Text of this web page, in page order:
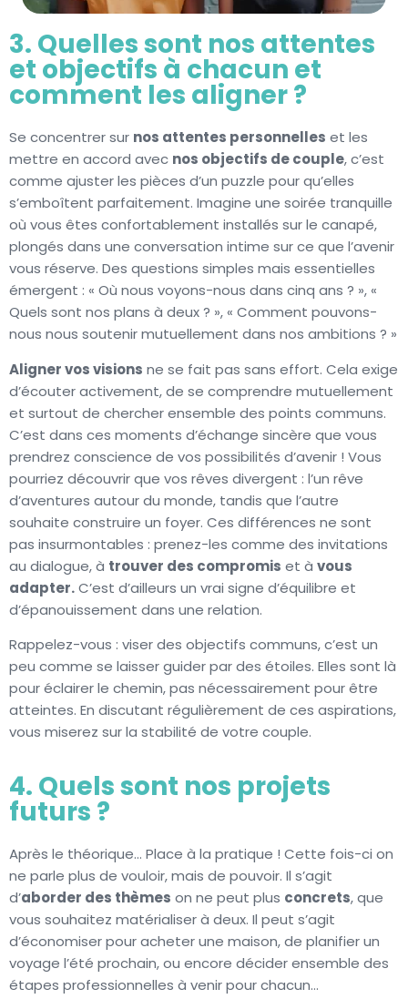
3. Quelles sont nos attentes
et objectifs à chacun et
comment les aligner ?
Se concentrer sur nos attentes personnelles et les
mettre en accord avec nos objectifs de couple, c’est
comme ajuster les pièces d’un puzzle pour qu’elles
s’emboîtent parfaitement. Imagine une soirée tranquille
où vous êtes confortablement installés sur le canapé,
plongés dans une conversation intime sur ce que l’avenir
vous réserve. Des questions simples mais essentielles
émergent : « Où nous voyons-nous dans cinq ans ? », «
Quels sont nos plans à deux ? », « Comment pouvons-
nous nous soutenir mutuellement dans nos ambitions ? »
Aligner vos visions ne se fait pas sans effort. Cela exige
d’écouter activement, de se comprendre mutuellement
et surtout de chercher ensemble des points communs.
C’est dans ces moments d’échange sincère que vous
prendrez conscience de vos possibilités d’avenir ! Vous
pourriez découvrir que vos rêves divergent : l’un rêve
d’aventures autour du monde, tandis que l’autre
souhaite construire un foyer. Ces différences ne sont
pas insurmontables : prenez-les comme des invitations
au dialogue, à trouver des compromis et à vous
adapter.C’est d’ailleurs un vrai signe d’équilibre et
d’épanouissement dans une relation.
Rappelez-vous : viser des objectifs communs, c’est un
peu comme se laisser guider par des étoiles. Elles sont là
pour éclairer le chemin, pas nécessairement pour être
atteintes. En discutant régulièrement de ces aspirations,
vous miserez sur la stabilité de votre couple.
4. Quels sont nos projets
futurs ?
Après le théorique… Place à la pratique ! Cette fois-ci on
ne parle plus de vouloir, mais de pouvoir. Il s’agit
d’aborder des thèmes on ne peut plus concrets, que
vous souhaitez matérialiser à deux. Il peut s’agit
d’économiser pour acheter une maison, de planifier un
voyage l’été prochain, ou encore décider ensemble des
étapes professionnelles à venir pour chacun…